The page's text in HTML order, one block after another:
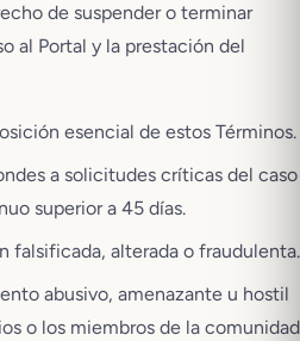
de suspender o terminar
al Portal y la prestación del
esencial de estos Términos.
a solicitudes críticas del caso
superior a 45 días.
falsificada, alterada o fraudulenta.
abusivo, amenazante u hostil
o los miembros de la comunidad